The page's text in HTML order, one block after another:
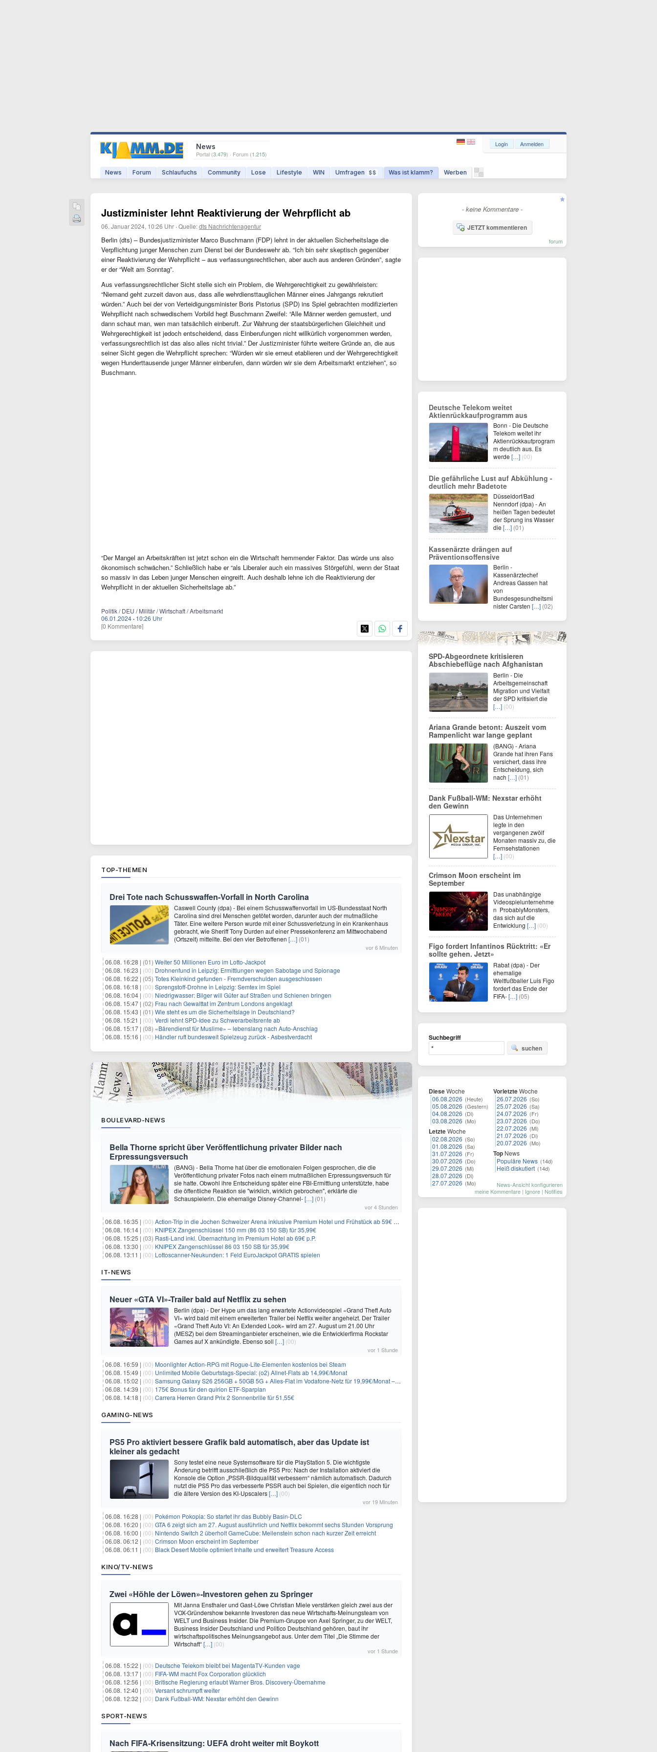
News
Portal (3.479) · Forum (1.215)
News Forum Schlaufuchs Community Lose Lifestyle WIN Umfragen $$ Was ist klamm? Werben
Login Anmelden
Justizminister lehnt Reaktivierung der Wehrpflicht ab
06. Januar 2024, 10:26 Uhr ·Quelle:dts Nachrichtenagentur
Berlin (dts) – Bundesjustizminister Marco Buschmann (FDP) lehnt in der aktuellen Sicherheitslage die
Verpflichtung junger Menschen zum Dienst bei der Bundeswehr ab. “Ich bin sehr skeptisch gegenüber
einer Reaktivierung der Wehrpflicht – aus verfassungsrechtlichen, aber auch aus anderen Gründen”, sagte
er der “Welt am Sonntag”.
Aus verfassungsrechtlicher Sicht stelle sich ein Problem, die Wehrgerechtigkeit zu gewährleisten:
“Niemand geht zurzeit davon aus, dass alle wehrdiensttauglichen Männer eines Jahrgangs rekrutiert
würden.” Auch bei der von Verteidigungsminister Boris Pistorius (SPD) ins Spiel gebrachten modifizierten
Wehrpflicht nach schwedischem Vorbild hegt Buschmann Zweifel: “Alle Männer werden gemustert, und
dann schaut man, wen man tatsächlich einberuft. Zur Wahrung der staatsbürgerlichen Gleichheit und
Wehrgerechtigkeit ist jedoch entscheidend, dass Einberufungen nicht willkürlich vorgenommen werden,
verfassungsrechtlich ist das also alles nicht trivial.” Der Justizminister führte weitere Gründe an, die aus
seiner Sicht gegen die Wehrpflicht sprechen: “Würden wir sie erneut etablieren und der Wehrgerechtigkeit
wegen Hunderttausende junger Männer einberufen, dann würden wir sie dem Arbeitsmarkt entziehen”, so
Buschmann.
“Der Mangel an Arbeitskräften ist jetzt schon ein die Wirtschaft hemmender Faktor. Das würde uns also
ökonomisch schwächen.” Schließlich habe er “als Liberaler auch ein massives Störgefühl, wenn der Staat
so massiv in das Leben junger Menschen eingreift. Auch deshalb lehne ich die Reaktivierung der
Wehrpflicht in der aktuellen Sicherheitslage ab.”
Politik / DEU / Militär / Wirtschaft / Arbeitsmarkt
06.01.2024 · 10:26 Uhr
[0 Kommentare]
TOP-THEMEN
Drei Tote nach Schusswaffen-Vorfall in North Carolina
Caswell County (dpa) - Bei einem Schusswaffenvorfall im US-Bundesstaat North
Carolina sind drei Menschen getötet worden, darunter auch der mutmaßliche
Täter. Eine weitere Person wurde mit einer Schussverletzung in ein Krankenhaus
gebracht, wie Sheriff Tony Durden auf einer Pressekonferenz am Mittwochabend
(Ortszeit) mitteilte. Bei den vier Betroffenen […] (01)
vor 6 Minuten
06.08. 16:28 | (01) Weiter 50 Millionen Euro im Lotto-Jackpot
06.08. 16:23 | (00) Drohnenfund in Leipzig: Ermittlungen wegen Sabotage und Spionage
06.08. 16:22 | (05) Totes Kleinkind gefunden - Fremdverschulden ausgeschlossen
06.08. 16:18 | (00) Sprengstoff-Drohne in Leipzig: Semtex im Spiel
06.08. 16:04 | (00) Niedrigwasser: Bilger will Güter auf Straßen und Schienen bringen
06.08. 15:47 | (02) Frau nach Gewalttat im Zentrum Londons angeklagt
06.08. 15:43 | (01) Wie steht es um die Sicherheitslage in Deutschland?
06.08. 15:21 | (00) Verdi lehnt SPD-Idee zu Schwerarbeitsrente ab
06.08. 15:17 | (08) «Bärendienst für Muslime» – lebenslang nach Auto-Anschlag
06.08. 15:16 | (00) Händler ruft bundesweit Spielzeug zurück - Asbestverdacht
BOULEVARD-NEWS
Bella Thorne spricht über Veröffentlichung privater Bilder nach
Erpressungsversuch
(BANG) - Bella Thorne hat über die emotionalen Folgen gesprochen, die die
Veröffentlichung privater Fotos nach einem mutmaßlichen Erpressungsversuch für
sie hatte. Obwohl ihre Entscheidung später eine FBI-Ermittlung unterstützte, habe
die öffentliche Reaktion sie "wirklich, wirklich gebrochen", erklärte die
Schauspielerin. Die ehemalige Disney-Channel-[…] (01)
vor 4 Stunden
06.08. 16:35 | (00) Action-Trip in die Jochen Schweizer Arena inklusive Premium Hotel und Frühstück ab 59€ p.P.
06.08. 16:14 | (00) KNIPEX Zangenschlüssel 150 mm (86 03 150 SB) für 35,99€
06.08. 15:25 | (03) Rasti-Land inkl. Übernachtung im Premium Hotel ab 69€ p.P.
06.08. 13:30 | (00) KNIPEX Zangenschlüssel 86 03 150 SB für 35,99€
06.08. 13:11 | (00) Lottoscanner-Neukunden: 1 Feld EuroJackpot GRATIS spielen
IT-NEWS
Neuer «GTA VI»-Trailer bald auf Netflix zu sehen
Berlin (dpa) - Der Hype um das lang erwartete Actionvideospiel «Grand Theft Auto
VI» wird bald mit einem erweiterten Trailer bei Netflix weiter angeheizt. Der Trailer
«Grand Theft Auto VI: An Extended Look» wird am 27. August um 21.00 Uhr
(MESZ) bei dem Streaminganbieter erscheinen, wie die Entwicklerfirma Rockstar
Games auf X ankündigte. Ebenso soll […] (00)
vor 1 Stunde
06.08. 16:59 | (00) Moonlighter Action-RPG mit Rogue-Lite-Elementen kostenlos bei Steam
06.08. 15:49 | (00) Unlimited Mobile Geburtstags-Special: (o2) Allnet-Flats ab 14,99€/Monat
06.08. 15:02 | (00) Samsung Galaxy S26 256GB + 50GB 5G + Alles-Flat im Vodafone-Netz für 19,99€/Monat – eff. 0,20€/Monat
06.08. 14:39 | (00) 175€ Bonus für den quirion ETF-Sparplan
06.08. 14:18 | (00) Carrera Herren Grand Prix 2 Sonnenbrille für 51,55€
GAMING-NEWS
PS5 Pro aktiviert bessere Grafik bald automatisch, aber das Update ist
kleiner als gedacht
Sony testet eine neue Systemsoftware für die PlayStation 5. Die wichtigste
Änderung betrifft ausschließlich die PS5 Pro: Nach der Installation aktiviert die
Konsole die Option „PSSR-Bildqualität verbessern“ nämlich automatisch. Dadurch
nutzt die PS5 Pro das verbesserte PSSR auch bei Spielen, die eigentlich noch für
die ältere Version des KI-Upscalers[…] (00)
vor 19 Minuten
06.08. 16:28 | (00) Pokémon Pokopia: So startet ihr das Bubbly Basin-DLC
06.08. 16:20 | (00) GTA 6 zeigt sich am 27. August ausführlich und Netflix bekommt sechs Stunden Vorsprung
06.08. 16:00 | (00) Nintendo Switch 2 überholt GameCube: Meilenstein schon nach kurzer Zeit erreicht
06.08. 06:12 | (00) Crimson Moon erscheint im September
06.08. 06:11 | (00) Black Desert Mobile optimiert Inhalte und erweitert Treasure Access
KINO/TV-NEWS
Zwei «Höhle der Löwen»-Investoren gehen zu Springer
Mit Janna Ensthaler und Gast-Löwe Christian Miele verstärken gleich zwei aus der
VOX-Gründershow bekannte Investoren das neue Wirtschafts-Meinungsteam von
WELT und Business Insider. Die Premium-Gruppe von Axel Springer, zu der WELT,
Business Insider Deutschland und Politico Deutschland gehören, baut ihr
wirtschaftspolitisches Meinungsangebot aus. Unter dem Titel „Die Stimme der
Wirtschaft“[…] (00)
vor 1 Stunde
06.08. 15:22 | (00) Deutsche Telekom bleibt bei MagentaTV-Kunden vage
06.08. 13:17 | (00) FIFA-WM macht Fox Corporation glücklich
06.08. 12:56 | (00) Britische Regierung erlaubt Warner Bros. Discovery-Übernahme
06.08. 12:40 | (00) Versant schrumpft weiter
06.08. 12:32 | (00) Dank Fußball-WM: Nexstar erhöht den Gewinn
SPORT-NEWS
Nach FIFA-Krisensitzung: UEFA droht weiter mit Boykott
- keine Kommentare -
JETZT kommentieren
forum
Deutsche Telekom weitet
Aktienrückkaufprogramm aus
Bonn - Die Deutsche
Telekom weitet ihr
Aktienrückkaufprogram
m deutlich aus. Es
werde […] (00)
Die gefährliche Lust auf Abkühlung -
deutlich mehr Badetote
Düsseldorf/Bad
Nenndorf (dpa) - An
heißen Tagen bedeutet
der Sprung ins Wasser
die […] (01)
Kassenärzte drängen auf
Präventionsoffensive
Berlin -
Kassenärztechef
Andreas Gassen hat
von
Bundesgesundheitsmi
nister Carsten […] (02)
SPD-Abgeordnete kritisieren
Abschiebeflüge nach Afghanistan
Berlin - Die
Arbeitsgemeinschaft
Migration und Vielfalt
der SPD kritisiert die
[…] (00)
Ariana Grande betont: Auszeit vom
Rampenlicht war lange geplant
(BANG) - Ariana
Grande hat ihren Fans
versichert, dass ihre
Entscheidung, sich
nach […] (01)
Dank Fußball-WM: Nexstar erhöht
den Gewinn
Das Unternehmen
legte in den
vergangenen zwölf
Monaten massiv zu, die
Fernsehstationen
[…] (00)
Crimson Moon erscheint im
September
Das unabhängige
Videospielunternehme
n ProbablyMonsters,
das sich auf die
Entwicklung […] (00)
Figo fordert Infantinos Rücktritt: «Er
sollte gehen. Jetzt»
Rabat (dpa) - Der
ehemalige
Weltfußballer Luis Figo
fordert das Ende der
FIFA-[…] (05)
Suchbegriff
suchen
DieseWoche
06.08.2026 (Heute)
05.08.2026 (Gestern)
04.08.2026 (Di)
03.08.2026 (Mo)
LetzteWoche
02.08.2026 (So)
01.08.2026 (Sa)
31.07.2026 (Fr)
30.07.2026 (Do)
29.07.2026 (Mi)
28.07.2026 (Di)
27.07.2026 (Mo)
VorletzteWoche
26.07.2026 (So)
25.07.2026 (Sa)
24.07.2026 (Fr)
23.07.2026 (Do)
22.07.2026 (Mi)
21.07.2026 (Di)
20.07.2026 (Mo)
Top News
Populäre News (14d)
Heiß diskutiert (14d)
News-Ansicht konfigurieren
meine Kommentare | Ignore | Notifies